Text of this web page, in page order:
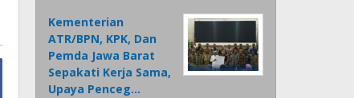
Kementerian
ATR/BPN, KPK, Dan
Pemda Jawa Barat
Sepakati Kerja Sama,
Upaya Penceg…